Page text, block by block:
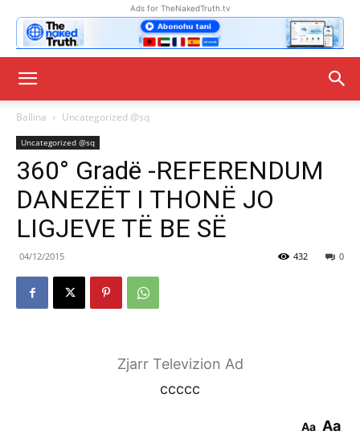
Ads for TheNakedTruth.tv
Ballina Uncategorized @sq
Uncategorized @sq
360° Gradë -REFERENDUM
DANEZËT I THONË JO
LIGJEVE TË BE SË
04/12/2015 0
432
Zjarr Televizion Ad
ccccc
Aa Aa